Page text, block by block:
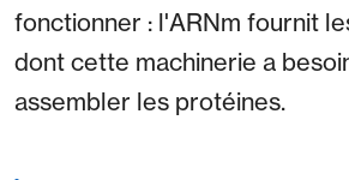
fonctionner : l'ARNm fournit
dont cette machinerie a
assembler les protéines.